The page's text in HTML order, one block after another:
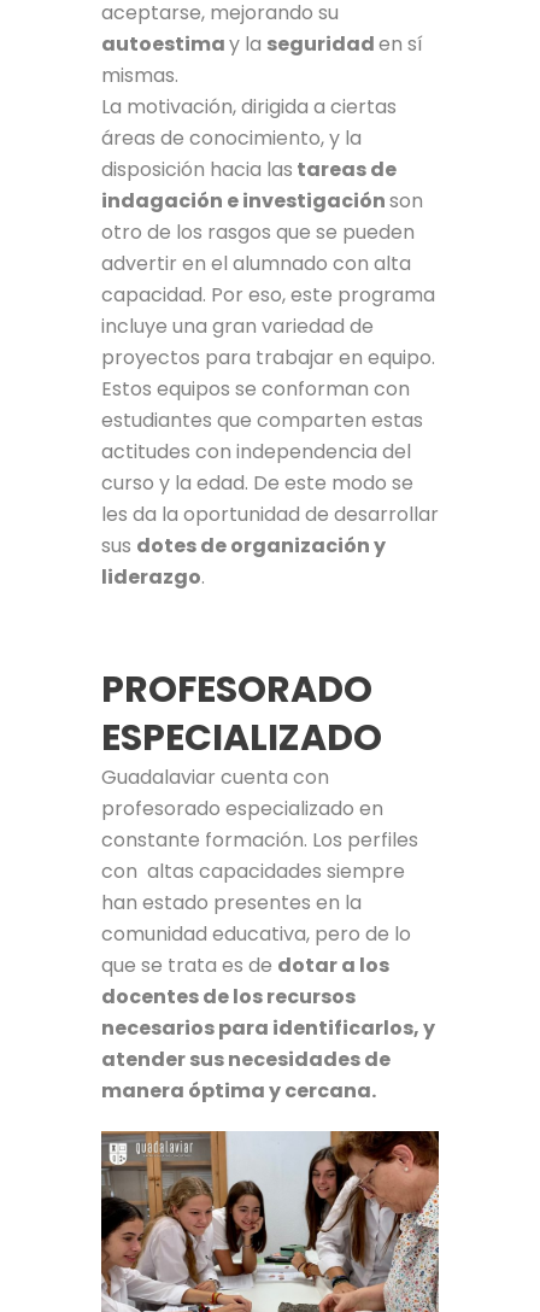
aceptarse, mejorando su
autoestimay la seguridaden sí
mismas.
La motivación, dirigida a ciertas
áreas de conocimiento, y la
disposición hacia las tareas de
indagación e investigaciónson
otro de los rasgos que se pueden
advertir en el alumnado con alta
capacidad. Por eso, este programa
incluye una gran variedad de
proyectos para trabajar en equipo.
Estos equipos se conforman con
estudiantes que comparten estas
actitudes con independencia del
curso y la edad. De este modo se
les da la oportunidad de desarrollar
sus dotes de organización y
liderazgo.
PROFESORADO
ESPECIALIZADO
Guadalaviar cuenta con
profesorado especializado en
constante formación. Los perfiles
con altas capacidades siempre
han estado presentes en la
comunidad educativa, pero de lo
que se trata es de dotar a los
docentes de los recursos
necesarios para identificarlos, y
atender sus necesidades de
manera óptima y cercana.